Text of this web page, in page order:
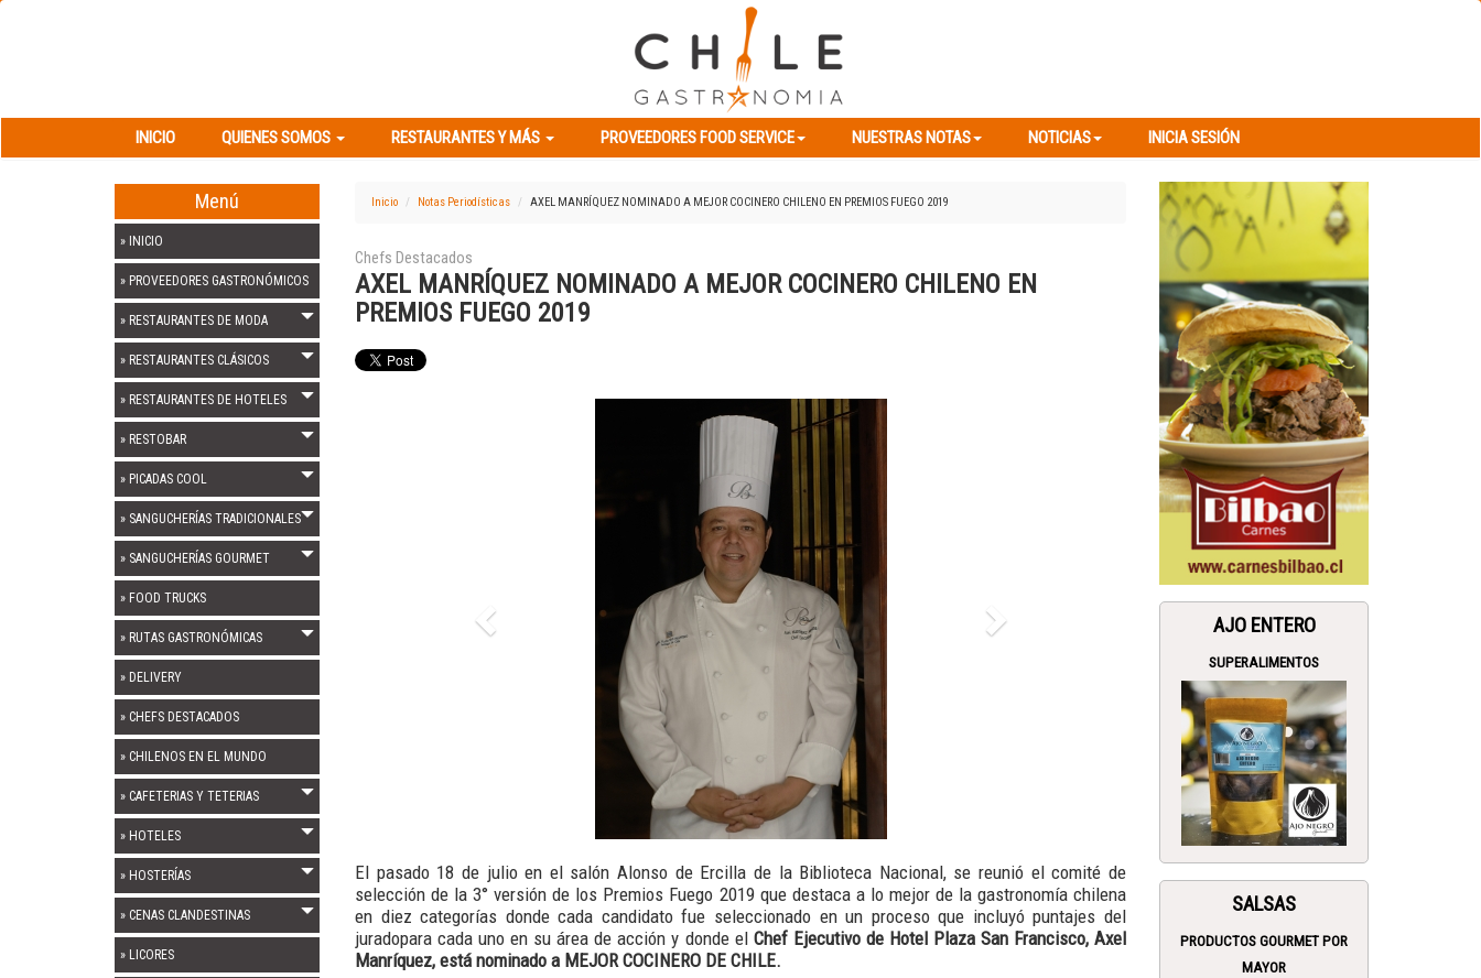
INICIO QUIENES SOMOS RESTAURANTES Y MÁS PROVEEDORES FOOD SERVICE NUESTRAS NOTAS NOTICIAS INICIA SESIÓN
PROVEEDORES FOOD SERVICE
Menú
» INICIO
» PROVEEDORES GASTRONÓMICOS
» RESTAURANTES DE MODA
» RESTAURANTES CLÁSICOS
» RESTAURANTES DE HOTELES
» RESTOBAR
» PICADAS COOL
» SANGUCHERÍAS TRADICIONALES
» SANGUCHERÍAS GOURMET
» FOOD TRUCKS
» RUTAS GASTRONÓMICAS
» DELIVERY
» CHEFS DESTACADOS
» CHILENOS EN EL MUNDO
» CAFETERIAS Y TETERIAS
» HOTELES
» HOSTERÍAS
» CENAS CLANDESTINAS
» LICORES
Inicio Notas Periodísticas AXEL MANRÍQUEZ NOMINADO A MEJOR COCINERO CHILENO EN PREMIOS FUEGO 2019
Chefs Destacados
AXEL MANRÍQUEZ NOMINADO A MEJOR COCINERO CHILENO EN
PREMIOS FUEGO 2019
El pasado 18 de julio en el salón Alonso de Ercilla de la Biblioteca Nacional, se reunió el comité de
selección de la 3° versión de los Premios Fuego 2019 que destaca a lo mejor de la gastronomía chilena
en diez categorías donde cada candidato fue seleccionado en un proceso que incluyó puntajes del
juradopara cada uno en su área de acción y donde el Chef Ejecutivo de Hotel Plaza San Francisco, Axel
Manríquez, está nominado a MEJOR COCINERO DE CHILE.
AJO ENTERO
SUPERALIMENTOS
SALSAS
PRODUCTOS GOURMET POR
MAYOR